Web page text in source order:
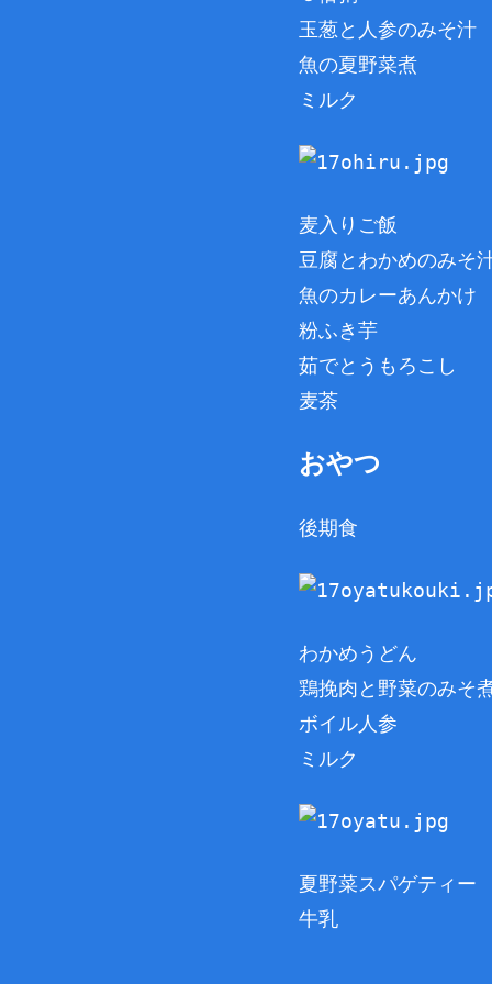
玉葱と人参のみそ汁
魚の夏野菜煮
ミルク
麦入りご飯
豆腐とわかめのみそ
魚のカレーあんかけ
粉ふき芋
茹でとうもろこし
麦茶
おやつ
後期食
わかめうどん
鶏挽肉と野菜のみそ
ボイル人参
ミルク
夏野菜スパゲティー
牛乳